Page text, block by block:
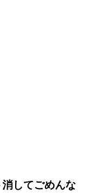
してごめんな